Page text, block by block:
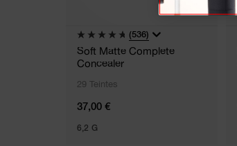
(536)
Soft Matte Complete
Concealer
29 Teintes
37,00 €
6,2 G